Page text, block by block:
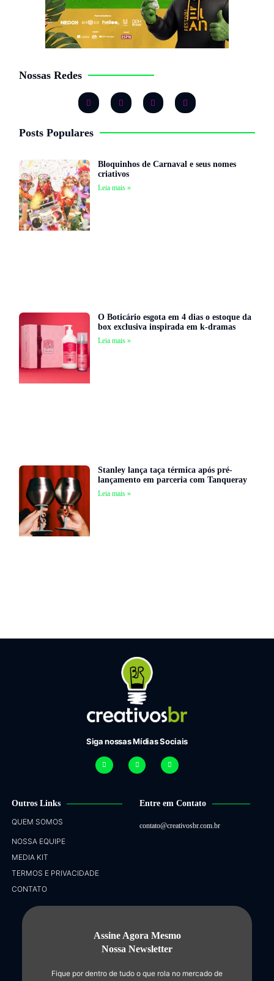
Nossas Redes
Posts Populares
Bloquinhos de Carnaval e seus nomes
criativos
Leia mais »
O Boticário esgota em 4 dias o estoque da
box exclusiva inspirada em k-dramas
Leia mais »
Stanley lança taça térmica após pré-
lançamento em parceria com Tanqueray
Leia mais »
Siga nossas Mídias Sociais
Outros Links
QUEM SOMOS
NOSSA EQUIPE
MEDIA KIT
TERMOS E PRIVACIDADE
CONTATO
Entre em Contato
contato@creativosbr.com.br
Assine Agora Mesmo
Nossa Newsletter
Fique por dentro de tudo o que rola no mercado de